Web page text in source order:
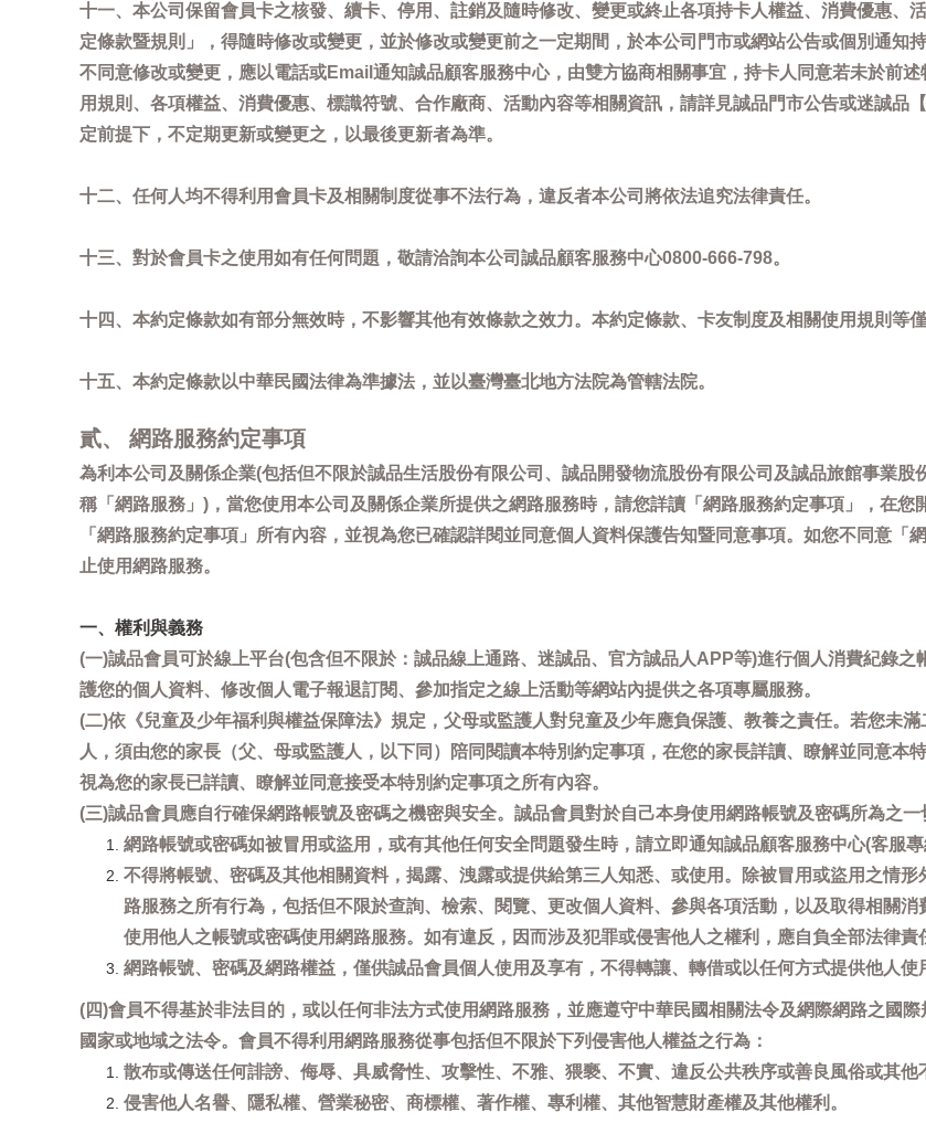
十一、本公司保留會員卡之核發、續卡、停用、註銷及隨時修改、變更或終止各項持卡人權益、消費優惠、
定條款暨規則」，得隨時修改或變更，並於修改或變更前之一定期間，於本公司門市或網站公告或個別通知
不同意修改或變更，應以電話或Email通知誠品顧客服務中心，由雙方協商相關事宜，持卡人同意若未於前
用規則、各項權益、消費優惠、標識符號、合作廠商、活動內容等相關資訊，請詳見誠品門市公告或迷誠
定前提下，不定期更新或變更之，以最後更新者為準。
十二、任何人均不得利用會員卡及相關制度從事不法行為，違反者本公司將依法追究法律責任。
十三、對於會員卡之使用如有任何問題，敬請洽詢本公司誠品顧客服務中心0800-666-798。
十四、本約定條款如有部分無效時，不影響其他有效條款之效力。本約定條款、卡友制度及相關使用規則等
十五、本約定條款以中華民國法律為準據法，並以臺灣臺北地方法院為管轄法院。
貳、 網路服務約定事項
為利本公司及關係企業(包括但不限於誠品生活股份有限公司、誠品開發物流股份有限公司及誠品旅館事業
稱「網路服務」)，當您使用本公司及關係企業所提供之網路服務時，請您詳讀「網路服務約定事項」，在
「網路服務約定事項」所有內容，並視為您已確認詳閱並同意個人資料保護告知暨同意事項。如您不同意
止使用網路服務。
一、權利與義務
(一)誠品會員可於線上平台(包含但不限於：誠品線上通路、迷誠品、官方誠品人APP等)進行個人消費紀錄
護您的個人資料、修改個人電子報退訂閱、參加指定之線上活動等網站內提供之各項專屬服務。
(二)依《兒童及少年福利與權益保障法》規定，父母或監護人對兒童及少年應負保護、教養之責任。若您未
人，須由您的家長（父、母或監護人，以下同）陪同閱讀本特別約定事項，在您的家長詳讀、瞭解並同意本
視為您的家長已詳讀、瞭解並同意接受本特別約定事項之所有內容。
(三)誠品會員應自行確保網路帳號及密碼之機密與安全。誠品會員對於自己本身使用網路帳號及密碼所為之
網路帳號或密碼如被冒用或盜用，或有其他任何安全問題發生時，請立即通知誠品顧客服務中心(客服專
不得將帳號、密碼及其他相關資料，揭露、洩露或提供給第三人知悉、或使用。除被冒用或盜用之情
路服務之所有行為，包括但不限於查詢、檢索、閱覽、更改個人資料、參與各項活動，以及取得相關
使用他人之帳號或密碼使用網路服務。如有違反，因而涉及犯罪或侵害他人之權利，應自負全部法律責
網路帳號、密碼及網路權益，僅供誠品會員個人使用及享有，不得轉讓、轉借或以任何方式提供他人使
(四)會員不得基於非法目的，或以任何非法方式使用網路服務，並應遵守中華民國相關法令及網際網路之國
國家或地域之法令。會員不得利用網路服務從事包括但不限於下列侵害他人權益之行為：
散布或傳送任何誹謗、侮辱、具威脅性、攻擊性、不雅、猥褻、不實、違反公共秩序或善良風俗或其他
侵害他人名譽、隱私權、營業秘密、商標權、著作權、專利權、其他智慧財產權及其他權利。